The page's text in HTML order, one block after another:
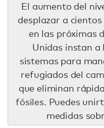
El aumento del
desplazar a
en las próximas
Unidas instan a
sistemas para
refugiados del
que eliminan
fósiles. Puedes
medidas